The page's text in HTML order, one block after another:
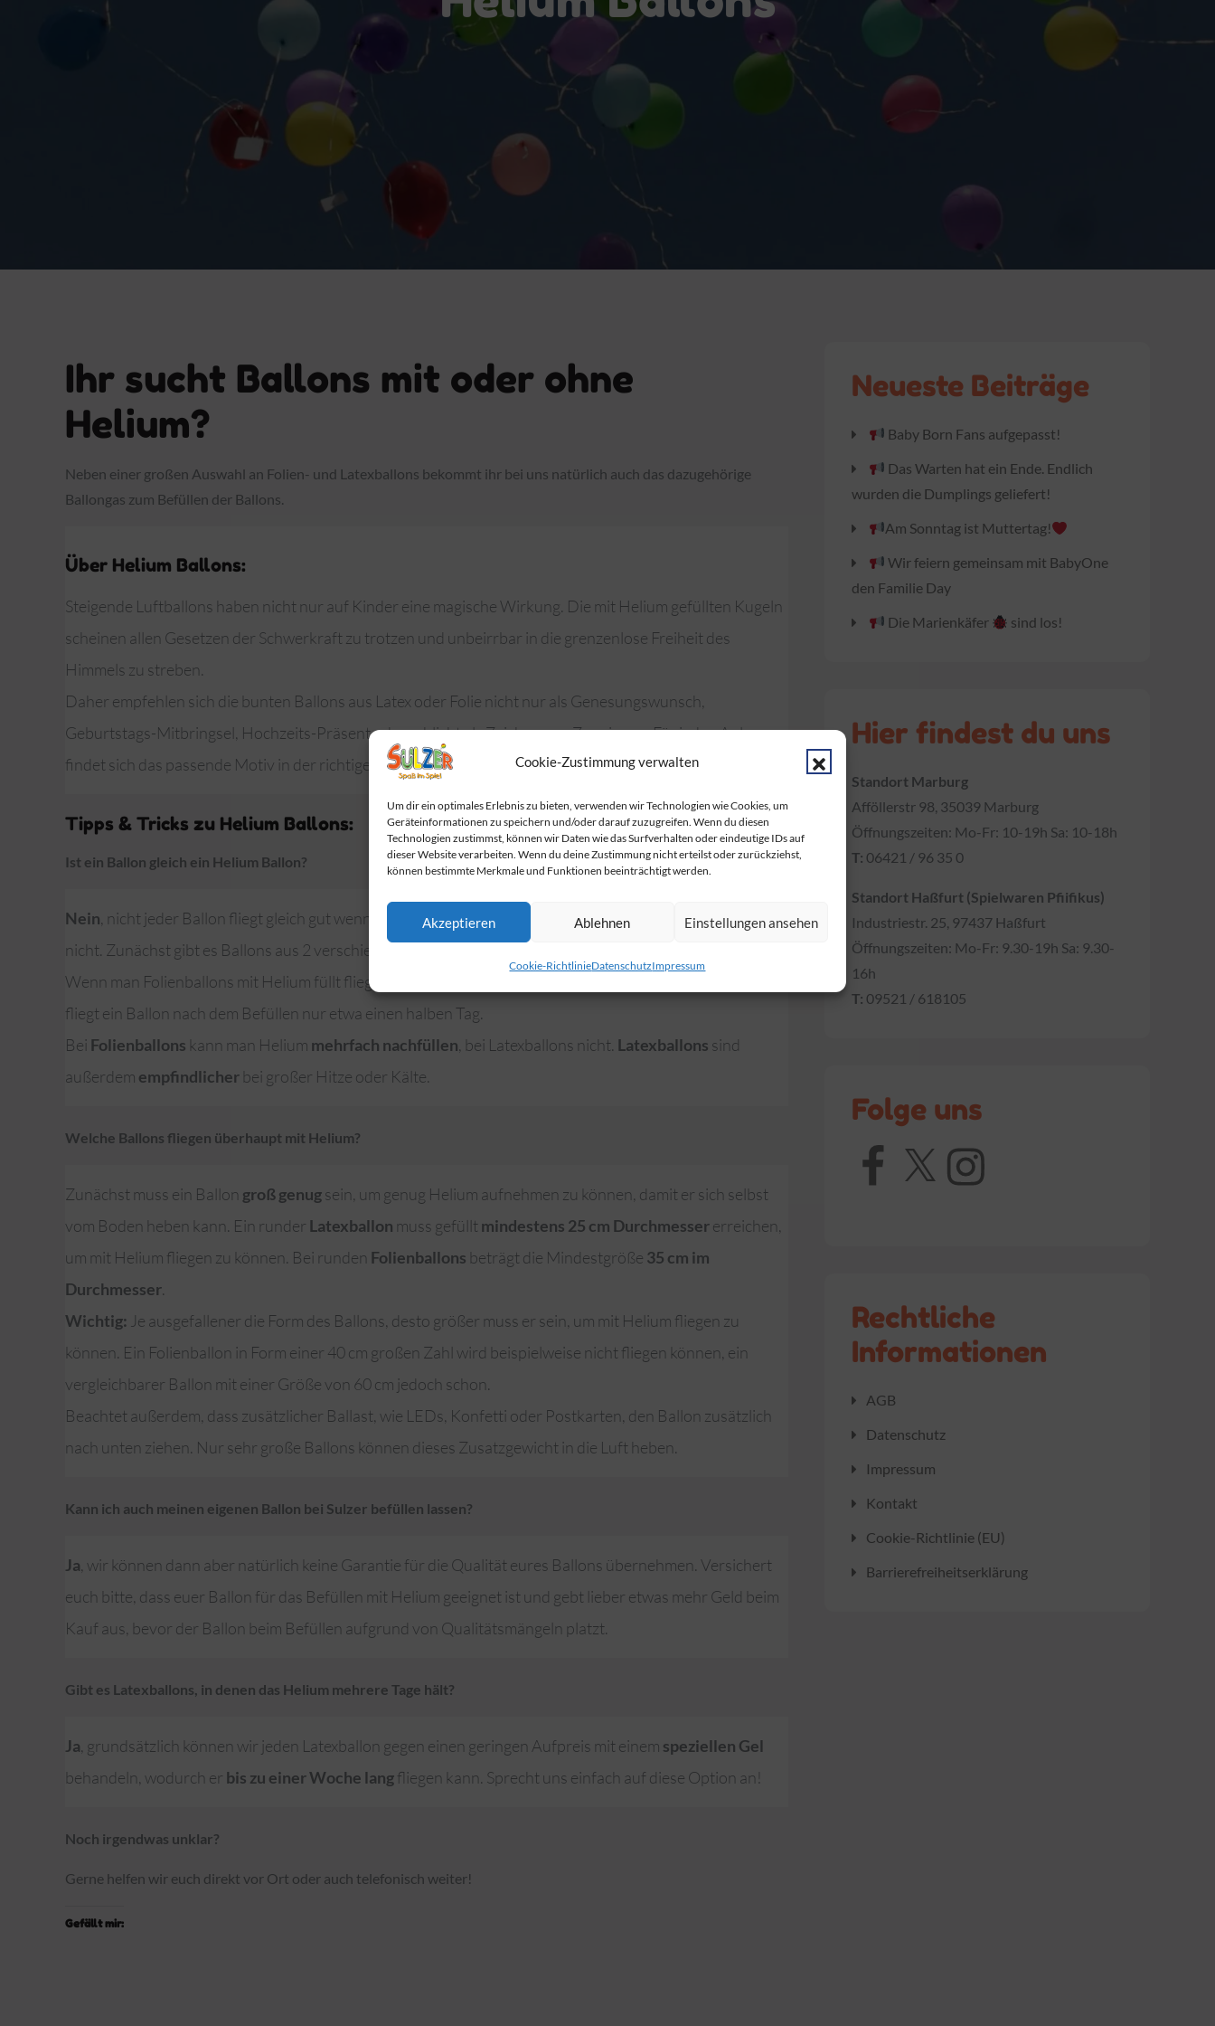
Cookie-Zustimmung verwalten
Um dir ein optimales Erlebnis zu bieten, verwenden wir Technologien wie Cookies, um
Geräteinformationen zu speichern und/oder darauf zuzugreifen. Wenn du diesen
Technologien zustimmst, können wir Daten wie das Surfverhalten oder eindeutige IDs auf
dieser Website verarbeiten. Wenn du deine Zustimmung nicht erteilst oder zurückziehst,
können bestimmte Merkmale und Funktionen beeinträchtigt werden.
Akzeptieren Ablehnen Einstellungen ansehen
Cookie-RichtlinieDatenschutzImpressum
Ihr sucht Ballons mit oder ohne
Helium?
Neben einer großen Auswahl an Folien- und Latexballons bekommt ihr bei uns natürlich auch das dazugehörige
Ballongas zum Befüllen der Ballons.
Über Helium Ballons:
Steigende Luftballons haben nicht nur auf Kinder eine magische Wirkung. Die mit Helium gefüllten Kugeln
scheinen allen Gesetzen der Schwerkraft zu trotzen und unbeirrbar in die grenzenlose Freiheit des
Himmels zu streben.
Daher empfehlen sich die bunten Ballons aus Latex oder Folie nicht nur als Genesungswunsch,
Geburtstags-Mitbringsel, Hochzeits-Präsent oder schlicht als Zeichen von Zuneigung. Für jeden Anlass
findet sich das passende Motiv in der richtigen Farbe, Form und Größe.
Tipps & Tricks zu Helium Ballons:
Ist ein Ballon gleich ein Helium Ballon?
Nein, nicht jeder Ballon fliegt gleich gut wenn er mit Helium befüllt wird, manche fliegen sogar überhaupt
nicht. Zunächst gibt es Ballons aus 2 verschiedenen Materialien:
Wenn man Folienballons mit Helium füllt fliegt der Ballon mehrere Wochen, bei normalen Latexballons
fliegt ein Ballon nach dem Befüllen nur etwa einen halben Tag.
Bei Folienballons kann man Helium mehrfach nachfüllen, bei Latexballons nicht. Latexballons sind
außerdem empfindlicher bei großer Hitze oder Kälte.
Welche Ballons fliegen überhaupt mit Helium?
Zunächst muss ein Ballon groß genugsein, um genug Helium aufnehmen zu können, damit er sich selbst
vom Boden heben kann. Ein runder Latexballon muss gefülltmindestens 25 cm Durchmessererreichen,
um mit Helium fliegen zu können. Bei runden Folienballons beträgt die Mindestgröße 35 cm im
Durchmesser.
Wichtig: Je ausgefallener die Form des Ballons, desto größer muss er sein, um mit Helium fliegen zu
können. Ein Folienballon in Form einer 40 cm großen Zahl wird beispielweise nicht fliegen können, ein
vergleichbarer Ballon mit einer Größe von 60 cm jedoch schon.
Beachtet außerdem, dass zusätzlicher Ballast, wie LEDs, Konfetti oder Postkarten, den Ballon zusätzlich
nach unten ziehen. Nur sehr große Ballons können dieses Zusatzgewicht in die Luft heben.
Kann ich auch meinen eigenen Ballon bei Sulzer befüllen lassen?
Ja, wir können dann aber natürlich keine Garantie für die Qualität eures Ballons übernehmen. Versichert
euch bitte, dass euer Ballon für das Befüllen mit Helium geeignet ist und gebt lieber etwas mehr Geld beim
Kauf aus, bevor der Ballon beim Befüllen aufgrund von Qualitätsmängeln platzt.
Gibt es Latexballons, in denen das Helium mehrere Tage hält?
Ja, grundsätzlich können wir jeden Latexballon gegen einen geringen Aufpreis mit einem speziellen Gel
behandeln, wodurch er bis zu einer Woche langfliegen kann. Sprecht uns einfach auf diese Option an!
Noch irgendwas unklar?
Gerne helfen wir euch direkt vor Ort oder auch telefonisch weiter!
Gefällt mir:
Neueste Beiträge
Baby Born Fans aufgepasst!
Das Warten hat ein Ende. Endlich
wurden die Dumplings geliefert!
Am Sonntag ist Muttertag!
Wir feiern gemeinsam mit BabyOne
den Familie Day
Die Marienkäfer
sind los!
Hier findest du uns
Standort Marburg
Afföllerstr 98, 35039 Marburg
Öffnungszeiten: Mo-Fr: 10-19h Sa: 10-18h
T: 06421 / 96 35 0
Standort Haßfurt (Spielwaren Pfiifikus)
Industriestr. 25, 97437 Haßfurt
Öffnungszeiten: Mo-Fr: 9.30-19h Sa: 9.30-
16h
T: 09521 / 618105
Folge uns
Facebook
X Instagram
Rechtliche
Informationen
AGB
Datenschutz
Impressum
Kontakt
Cookie-Richtlinie (EU)
Barrierefreiheitserklärung